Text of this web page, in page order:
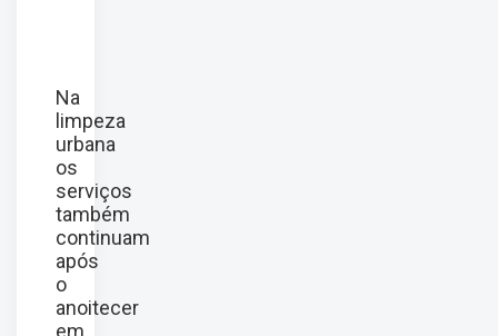
Na
limpeza
urbana
os
serviços
também
continuam
após
o
anoitecer
em